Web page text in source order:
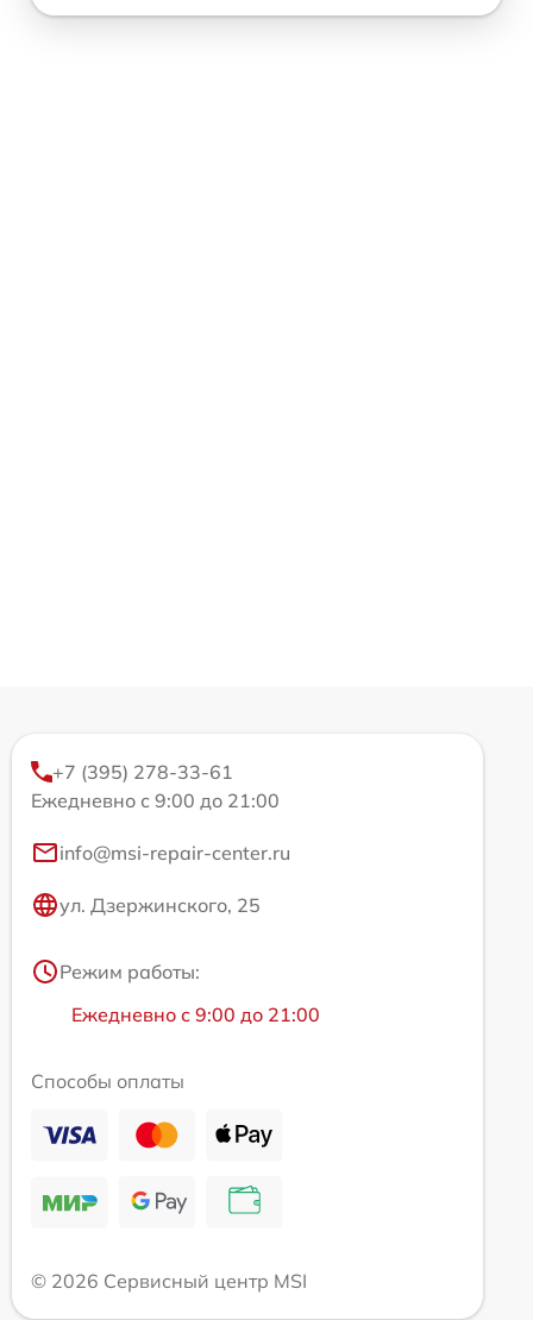
+7 (395) 278-33-61
Ежедневно с 9:00 до 21:00
info@msi-repair-center.ru
ул. Дзержинского, 25
Режим работы:
Ежедневно с 9:00 до 21:00
Способы оплаты
© 2026 Сервисный центр MSI